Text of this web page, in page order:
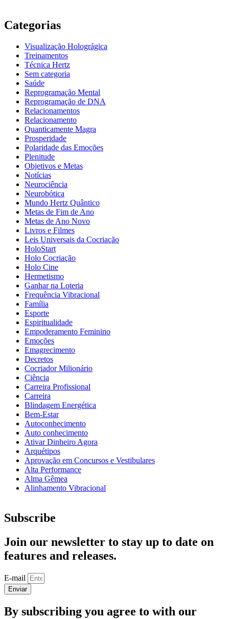
Categorias
Visualização Holográgica
Treinamentos
Técnica Hertz
Sem categoria
Saúde
Reprogramação Mental
Reprogramação de DNA
Relacionamentos
Relacionamento
Quanticamente Magra
Prosperidade
Polaridade das Emoções
Plenitude
Objetivos e Metas
Notícias
Neurociência
Neurobótica
Mundo Hertz Quântico
Metas de Fim de Ano
Metas de Ano Novo
Livros e Filmes
Leis Universais da Cocriação
HoloStart
Holo Cocriação
Holo Cine
Hermetismo
Ganhar na Loteria
Frequência Vibracional
Família
Esporte
Espiritualidade
Empoderamento Feminino
Emoções
Emagrecimento
Decretos
Cocriador Milionário
Ciência
Carreira Profissional
Carreira
Blindagem Energética
Bem-Estar
Autoconhecimento
Auto conhecimento
Ativar Dinheiro Agora
Arquétipos
Aprovação em Concursos e Vestibulares
Alta Performance
Alma Gêmea
Alinhamento Vibracional
Subscribe
Join our newsletter to stay up to date on
features and releases.
E-mail
Enviar
By subscribing you agree to with our